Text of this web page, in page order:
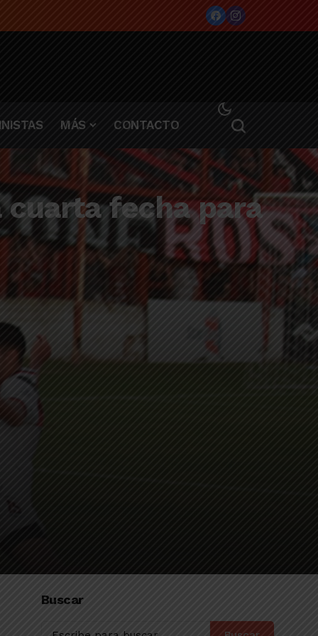
MÁS CONTACTO
fecha para
Buscar